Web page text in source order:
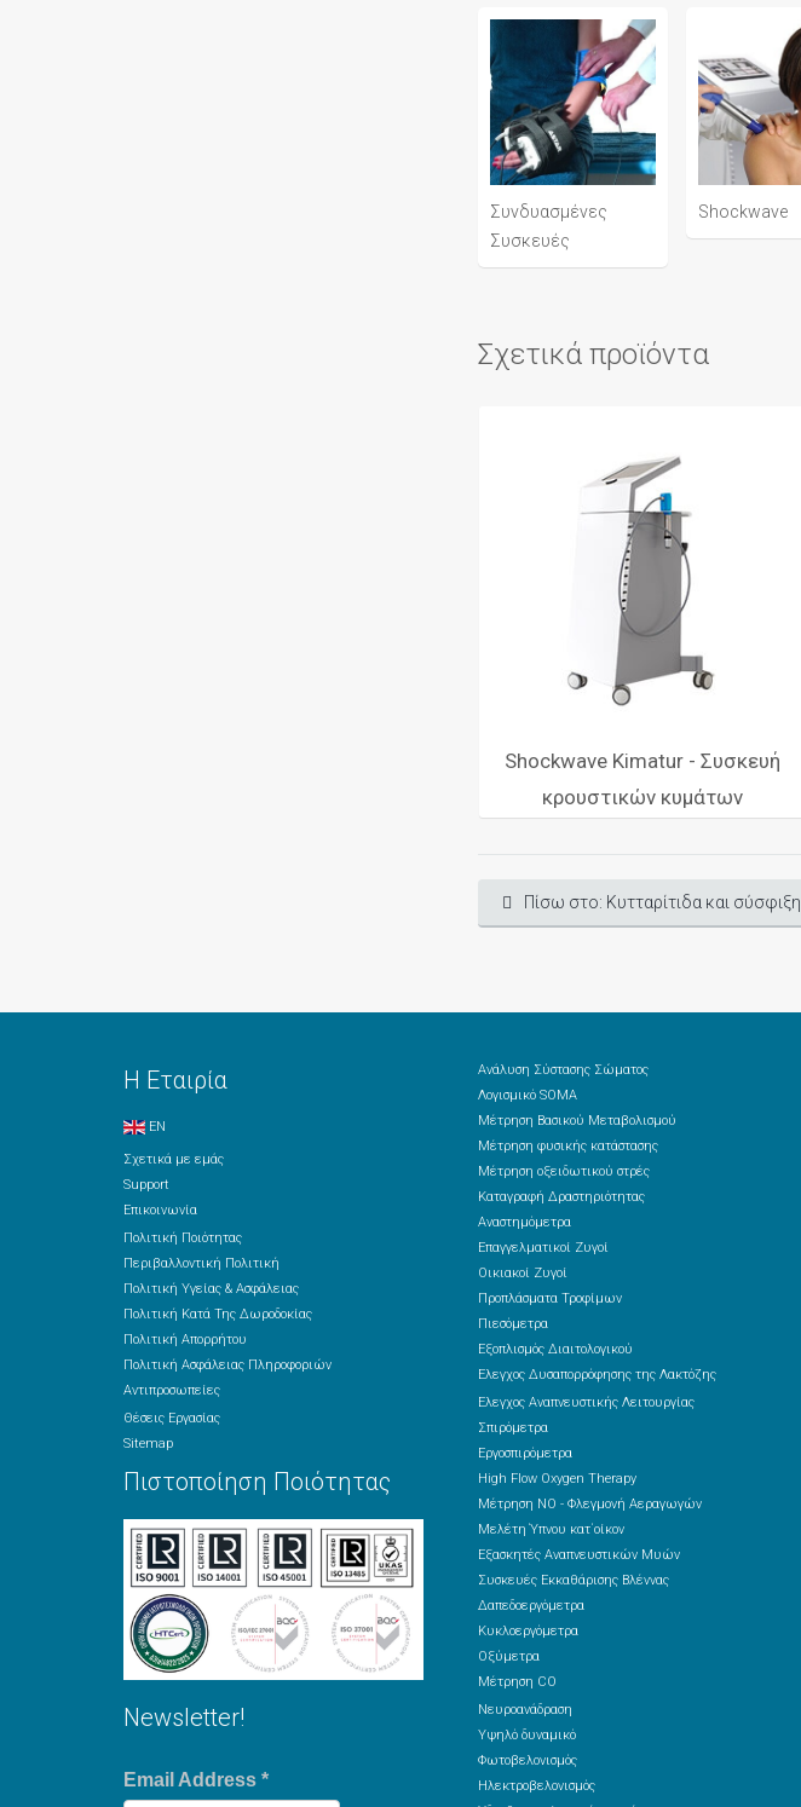
Συνδυασμένες
Συσκευές
Shockwave
Σχετικά προϊόντα
Shockwave Kimatur - Συσκευή
κρουστικών κυμάτων
Πίσω στο: Κυτταρίτιδα και σύσφιξη
Η Εταιρία
EN
Σχετικά με εμάς
Support
Επικοινωνία
Πολιτική Ποιότητας
Περιβαλλοντική Πολιτική
Πολιτική Υγείας & Ασφάλειας
Πολιτική Κατά Της Δωροδοκίας
Πολιτική Απορρήτου
Πολιτική Ασφάλειας Πληροφοριών
Αντιπροσωπείες
Θέσεις Εργασίας
Sitemap
Πιστοποίηση Ποιότητας
Newsletter!
Email Address *
Ανάλυση Σύστασης Σώματος
Λογισμικό SOMA
Μέτρηση Βασικού Μεταβολισμού
Μέτρηση φυσικής κατάστασης
Μέτρηση οξειδωτικού στρές
Καταγραφή Δραστηριότητας
Αναστημόμετρα
Επαγγελματικοί Ζυγοί
Οικιακοί Ζυγοί
Προπλάσματα Τροφίμων
Πιεσόμετρα
Εξοπλισμός Διαιτολογικού
Έλεγχος Δυσαπορρόφησης της Λακτόζης
Έλεγχος Αναπνευστικής Λειτουργίας
Σπιρόμετρα
Εργοσπιρόμετρα
High Flow Oxygen Therapy
Μέτρηση NO - Φλεγμονή Αεραγωγών
Μελέτη Ύπνου κατ΄οίκον
Εξασκητές Αναπνευστικών Μυών
Συσκευές Εκκαθάρισης Βλέννας
Δαπεδοεργόμετρα
Κυκλοεργόμετρα
Οξύμετρα
Μέτρηση CO
Νευροανάδραση
Υψηλό δυναμικό
Φωτοβελονισμός
Ηλεκτροβελονισμός